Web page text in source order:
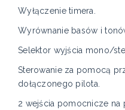
Wyłączenie timera.
Wyrównanie basów i
Selektor wyjścia mono/
Sterowanie za pomocą
dołączonego pilota.
2 wejścia pomocnicze na